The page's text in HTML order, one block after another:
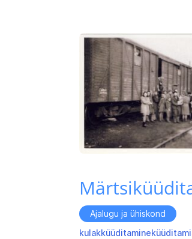
Ajalugu ja ühiskond
kulakküüditamine